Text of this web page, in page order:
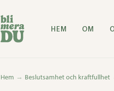
HEM OM
Hem Beslutsamhet och kraftfullhet